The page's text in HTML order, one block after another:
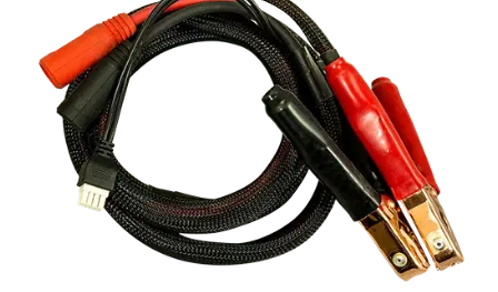
Registratie
Webshop
Mediatheek
Support